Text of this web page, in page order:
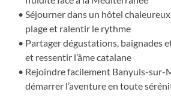
convivialité.
Séjourner dans un hôtel
plage et ralentir le rythme
Partager dégustations, baignades
et ressentir l’âme catalane
Rejoindre facilement Banyuls-sur-
démarrer l’aventure en toute